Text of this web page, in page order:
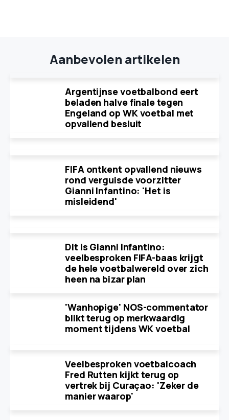
Aanbevolen artikelen
Argentijnse voetbalbond eert
beladen halve finale tegen
Engeland op WK voetbal met
opvallend besluit
FIFA ontkent opvallend nieuws
rond verguisde voorzitter
Gianni Infantino: 'Het is
misleidend'
Dit is Gianni Infantino:
veelbesproken FIFA-baas krijgt
de hele voetbalwereld over zich
heen na bizar plan
'Wanhopige' NOS-commentator
blikt terug op merkwaardig
moment tijdens WK voetbal
Veelbesproken voetbalcoach
Fred Rutten kijkt terug op
vertrek bij Curaçao: 'Zeker de
manier waarop'